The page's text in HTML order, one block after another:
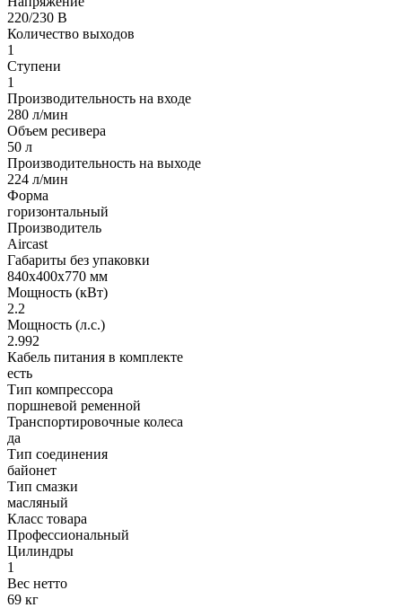
220/230 В
Количество выходов
1
Ступени
1
Производительность на входе
280 л/мин
Объем ресивера
50 л
Производительность на выходе
224 л/мин
Форма
горизонтальный
Производитель
Aircast
Габариты без упаковки
840х400х770 мм
Мощность (кВт)
2.2
Мощность (л.с.)
2.992
Кабель питания в комплекте
есть
Тип компрессора
поршневой ременной
Транспортировочные колеса
да
Тип соединения
байонет
Тип смазки
масляный
Класс товара
Профессиональный
Цилиндры
1
Вес нетто
69 кг